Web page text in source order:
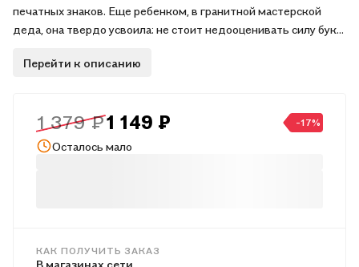
печатных знаков. Еще ребенком, в гранитной мастерской
деда, она твердо усвоила: не стоит недооценивать силу букв.
чудеса. Не зря же дед часто повторял: «По-настоящему
Вот только помогут ли буквы вернуть к жизни любимого?
Перейти к описанию
1 379 ₽1 149 ₽ -17%
Осталось мало
КАК ПОЛУЧИТЬ ЗАКАЗ
В магазинах сети